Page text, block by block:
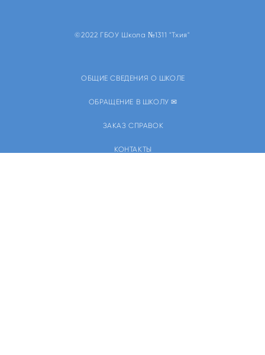
©2022 ГБОУ Школа №1311 "Тхия"
ОБЩИЕ СВЕДЕНИЯ О ШКОЛЕ
ОБРАЩЕНИЕ В ШКОЛУ ✉
ЗАКАЗ СПРАВОК
КОНТАКТЫ